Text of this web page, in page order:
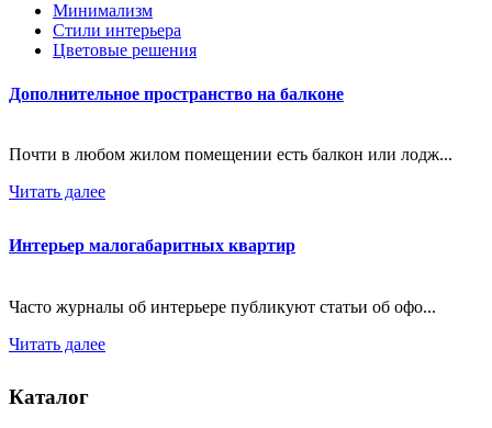
Минимализм
Стили интерьера
Цветовые решения
Дополнительное пространство на балконе
Почти в любом жилом помещении есть балкон или лодж...
Читать далее
Интерьер малогабаритных квартир
Часто журналы об интерьере публикуют статьи об офо...
Читать далее
Каталог